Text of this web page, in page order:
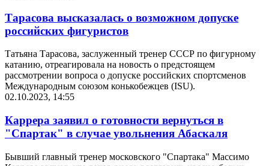
Тарасова высказалась о возможном допуске
российских фигуристов
Татьяна Тарасова, заслуженный тренер СССР по фигурному
катанию, отреагировала на новость о предстоящем
рассмотрении вопроса о допуске российских спортсменов
Международным союзом конькобежцев (ISU).
02.10.2023, 14:55
Каррера заявил о готовности вернуться в
"Спартак" в случае увольнения Абаскаля
Бывший главный тренер московского "Спартака" Массимо